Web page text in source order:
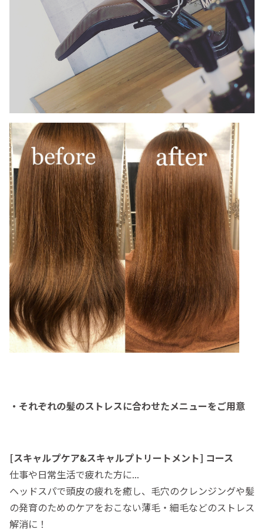
・それぞれの髪のストレスに合わせたメニューをご用意
[スキャルプケア&スキャルプトリートメント] コース
仕事や日常生活で疲れた方に...
ヘッドスパで頭皮の疲れを癒し、毛穴のクレンジングや髪
の発育のためのケアをおこない薄毛・細毛などのストレス
解消に！